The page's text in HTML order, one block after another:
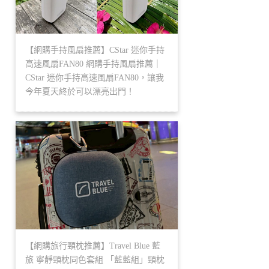
【網購手持風扇推薦】CStar 迷你手持
高速風扇FAN80 網購手持風扇推薦｜
CStar 迷你手持高速風扇FAN80，讓我
今年夏天終於可以漂亮出門！
【網購旅行頸枕推薦】Travel Blue 藍
旅 寧靜頸枕同色套組 「藍藍組」頸枕